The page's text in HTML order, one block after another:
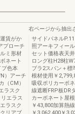
賃がか
プローチ
ミ形材
ネート
プ色本
）アーチ
（CM）
ラスク
エラス
ラスク
リアブ
右ページから抽出
サイドパネル
照アーキフィー
セット価格表天
ロング柱H28柱
ブラ2スパン＋標
根材使用￥
吸収ポリカーボ
線遮断FRP板DR
カーボネート屋
￥43,800加算熱
￥3,062,400￥